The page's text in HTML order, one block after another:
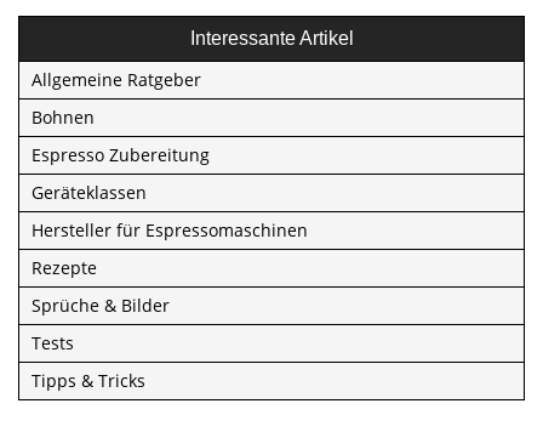
Interessante Artikel
Allgemeine Ratgeber
Bohnen
Espresso Zubereitung
Geräteklassen
Hersteller für Espressomaschinen
Rezepte
Sprüche & Bilder
Tests
Tipps & Tricks